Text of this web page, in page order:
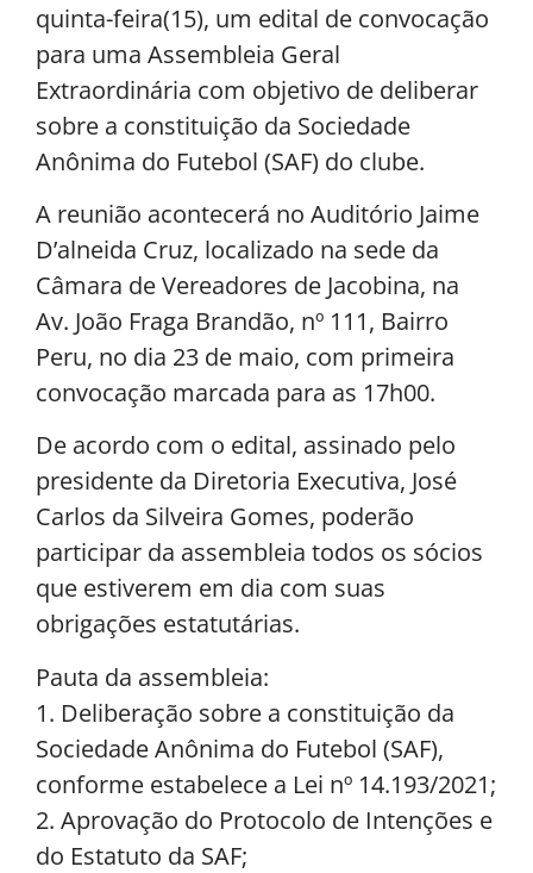
quinta-feira(15), um edital de convocação
para uma Assembleia Geral
Extraordinária com objetivo de deliberar
sobre a constituição da Sociedade
Anônima do Futebol (SAF) do clube.
A reunião acontecerá no Auditório Jaime
D’alneida Cruz, localizado na sede da
Câmara de Vereadores de Jacobina, na
Av. João Fraga Brandão, nº 111, Bairro
Peru, no dia 23 de maio, com primeira
convocação marcada para as 17h00.
De acordo com o edital, assinado pelo
presidente da Diretoria Executiva, José
Carlos da Silveira Gomes, poderão
participar da assembleia todos os sócios
que estiverem em dia com suas
obrigações estatutárias.
Pauta da assembleia:
1. Deliberação sobre a constituição da
Sociedade Anônima do Futebol (SAF),
conforme estabelece a Lei nº 14.193/2021;
2. Aprovação do Protocolo de Intenções e
do Estatuto da SAF;